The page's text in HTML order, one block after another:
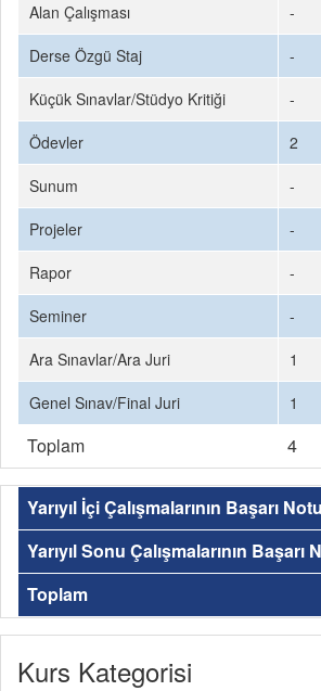
Alan Çalışması
-
Derse Özgü Staj
-
Küçük Sınavlar/Stüdyo Kritiği
-
Ödevler
2
Sunum
-
Projeler
-
Rapor
-
Seminer
-
Ara Sınavlar/Ara Juri
1
Genel Sınav/Final Juri
1
Toplam 4
Yarıyıl İçi Çalışmalarının Başarı
Yarıyıl Sonu Çalışmalarının Başarı
Toplam
Kurs Kategorisi